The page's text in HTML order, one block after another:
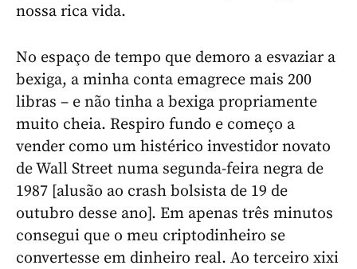
nossa rica vida.
No espaço de tempo que demoro a esvaziar a
bexiga, a minha conta emagrece mais 200
libras – e não tinha a bexiga propriamente
muito cheia. Respiro fundo e começo a
vender como um histérico investidor novato
de Wall Street numa segunda-feira negra de
1987 [alusão ao crash bolsista de 19 de
outubro desse ano]. Em apenas três minutos
consegui que o meu criptodinheiro se
convertesse em dinheiro real. Ao terceiro xixi